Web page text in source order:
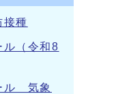
接種
ル（令和8
ル 気象